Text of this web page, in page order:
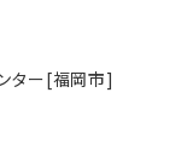
ター[福岡市]